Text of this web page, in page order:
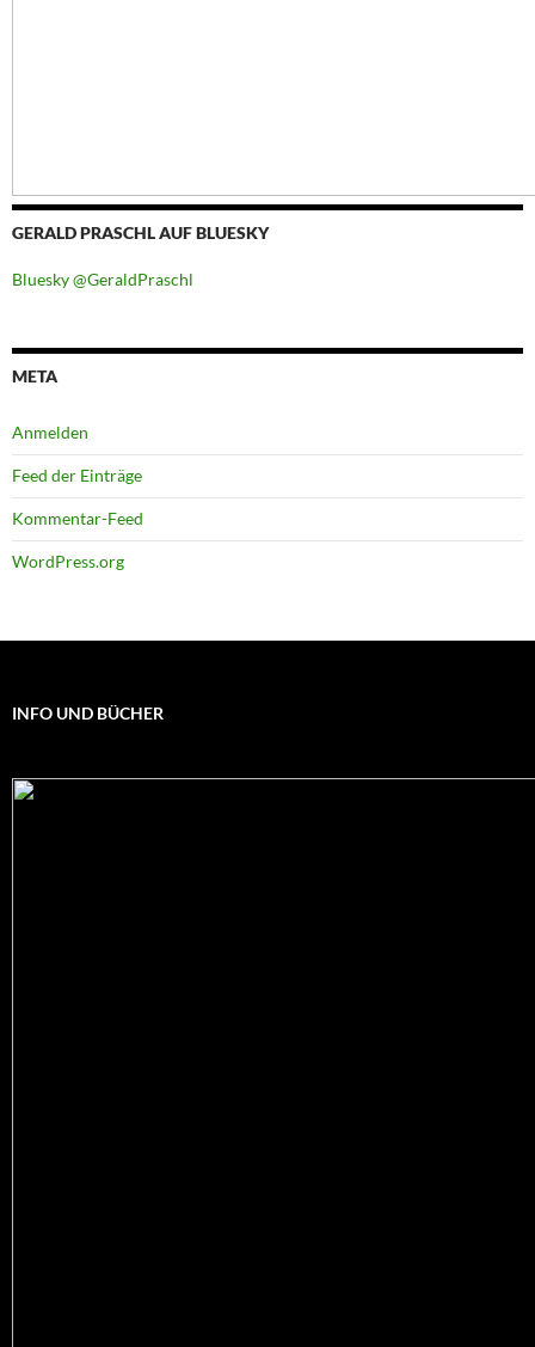
GERALD PRASCHL AUF BLUESKY
Bluesky @GeraldPraschl
META
Anmelden
Feed der Einträge
Kommentar-Feed
WordPress.org
INFO UND BÜCHER